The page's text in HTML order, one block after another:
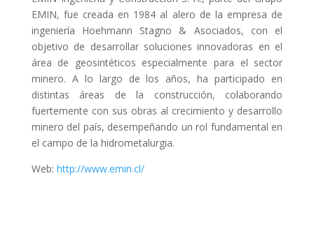
EMIN, fue creada en 1984 al alero de la empresa de
ingeniería Hoehmann Stagno & Asociados, con el
objetivo de desarrollar soluciones innovadoras en el
área de geosintéticos especialmente para el sector
minero. A lo largo de los años, ha participado en
distintas áreas de la construcción, colaborando
fuertemente con sus obras al crecimiento y desarrollo
minero del país, desempeñando un rol fundamental en
el campo de la hidrometalurgia.
Web: http://www.emin.cl/